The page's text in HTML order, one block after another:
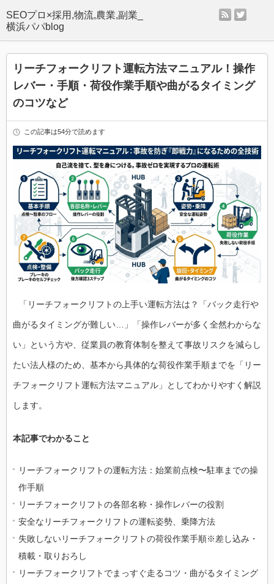
SEOプロ×採用,物流,農業,副業_
横浜パパblog
rss
リーチフォークリフト運転方法マニュアル！操作
レバー・手順・荷役作業手順や曲がるタイミング
のコツなど
この記事は54分で読めます
「リーチフォークリフトの上手い運転方法は？「バック走行や
曲がるタイミングが難しい…」「操作レバーが多く全然わからな
い」という方や、従業員の教育体制を整えて事故リスクを減らし
たい法人様のため、基本から具体的な荷役作業手順までを「リー
チフォークリフト運転方法マニュアル」としてわかりやすく解説
します。
本記事でわかること
リーチフォークリフトの運転方法：始業前点検〜駐車までの操
作手順
リーチフォークリフトの各部名称・操作レバーの役割
安全なリーチフォークリフトの運転姿勢、乗降方法
失敗しないリーチフォークリフトの荷役作業手順※差し込み・
積載・取りおろし
リーチフォークリフトでまっすぐ走るコツ・曲がるタイミング